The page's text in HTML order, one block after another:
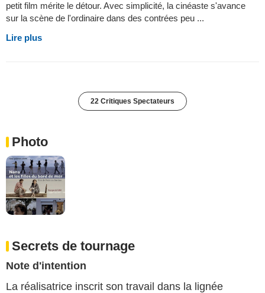
petit film mérite le détour. Avec simplicité, la cinéaste s'avance
sur la scène de l'ordinaire dans des contrées peu ...
Lire plus
22 Critiques Spectateurs
Photo
Secrets de tournage
Note d'intention
La réalisatrice inscrit son travail dans la lignée